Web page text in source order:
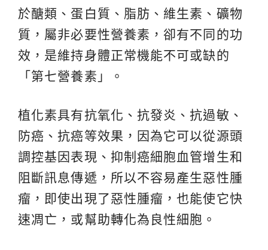
於醣類、蛋白質、脂肪、維生素、礦物
質，屬非必要性營養素，卻有不同的功
效，是維持身體正常機能不可或缺的
「第七營養素」。
植化素具有抗氧化、抗發炎、抗過敏、
防癌、抗癌等效果，因為它可以從源頭
調控基因表現、抑制癌細胞血管增生和
阻斷訊息傳遞，所以不容易產生惡性腫
瘤，即使出現了惡性腫瘤，也能使它快
速凋亡，或幫助轉化為良性細胞。